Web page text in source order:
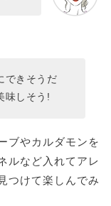
できそうだ
味しそう!
ブやカルダモンを
ルなど入れてアレ
つけて楽しんでみ